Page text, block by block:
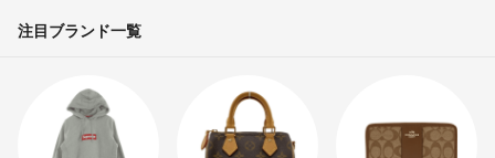
注目ブランド一覧